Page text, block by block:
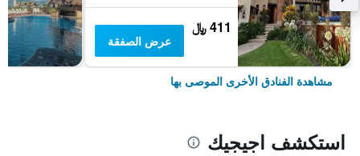
411 ﷼
عرض الصفقة
مشاهدة الفنادق الأخرى الموصى بها
استكشف اجيجيك